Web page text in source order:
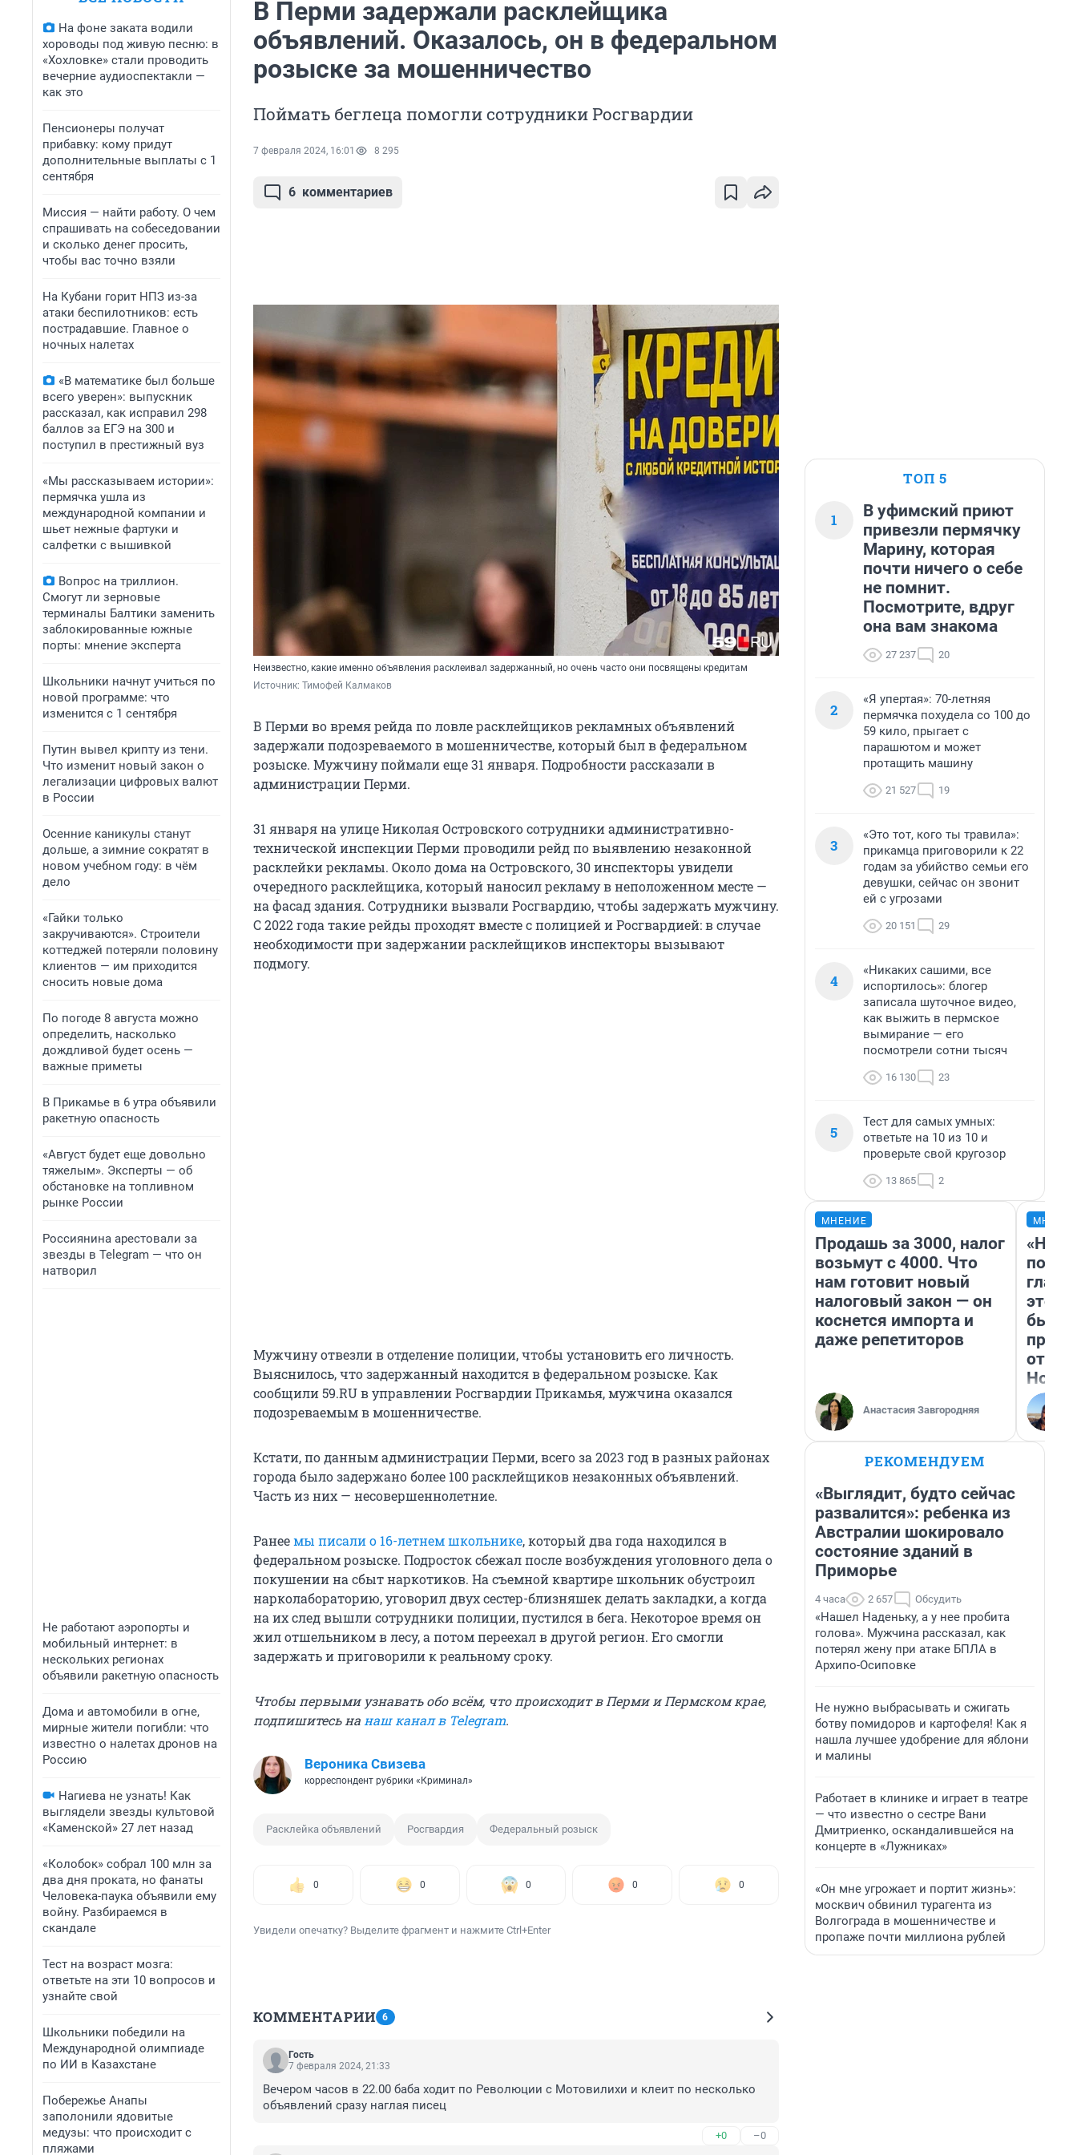
На фоне заката водили
хороводы под живую песню: в
«Хохловке» стали проводить
вечерние аудиоспектакли —
как это
Пенсионеры получат
прибавку: кому придут
дополнительные выплаты с 1
сентября
Миссия — найти работу. О чем
спрашивать на собеседовании
и сколько денег просить,
чтобы вас точно взяли
На Кубани горит НПЗ из-за
атаки беспилотников: есть
пострадавшие. Главное о
ночных налетах
«В математике был больше
всего уверен»: выпускник
рассказал, как исправил 298
баллов за ЕГЭ на 300 и
поступил в престижный вуз
«Мы рассказываем истории»:
пермячка ушла из
международной компании и
шьет нежные фартуки и
салфетки с вышивкой
Вопрос на триллион.
Смогут ли зерновые
терминалы Балтики заменить
заблокированные южные
порты: мнение эксперта
Школьники начнут учиться по
новой программе: что
изменится с 1 сентября
Путин вывел крипту из тени.
Что изменит новый закон о
легализации цифровых валют
в России
Осенние каникулы станут
дольше, а зимние сократят в
новом учебном году: в чём
дело
«Гайки только
закручиваются». Строители
коттеджей потеряли половину
клиентов — им приходится
сносить новые дома
По погоде 8 августа можно
определить, насколько
дождливой будет осень —
важные приметы
В Прикамье в 6 утра объявили
ракетную опасность
«Август будет еще довольно
тяжелым». Эксперты — об
обстановке на топливном
рынке России
Россиянина арестовали за
звезды в Telegram — что он
натворил
Не работают аэропорты и
мобильный интернет: в
нескольких регионах
объявили ракетную опасность
Дома и автомобили в огне,
мирные жители погибли: что
известно о налетах дронов на
Россию
Нагиева не узнать! Как
выглядели звезды культовой
«Каменской» 27 лет назад
«Колобок» собрал 100 млн за
два дня проката, но фанаты
Человека-паука объявили ему
войну. Разбираемся в
скандале
Тест на возраст мозга:
ответьте на эти 10 вопросов и
узнайте свой
Школьники победили на
Международной олимпиаде
по ИИ в Казахстане
Побережье Анапы
заполонили ядовитые
медузы: что происходит с
пляжами
В Перми задержали расклейщика
объявлений. Оказалось, он в федеральном
розыске за мошенничество
Поймать беглеца помогли сотрудники Росгвардии
7 февраля 2024, 16:01 8 295
6 комментариев
Неизвестно, какие именно объявления расклеивал задержанный, но очень часто они посвящены кредитам
Источник: Тимофей Калмаков
В Перми во время рейда по ловле расклейщиков рекламных объявлений
задержали подозреваемого в мошенничестве, который был в федеральном
розыске. Мужчину поймали еще 31 января. Подробности рассказали в
администрации Перми.
31 января на улице Николая Островского сотрудники административно-
технической инспекции Перми проводили рейд по выявлению незаконной
расклейки рекламы. Около дома на Островского, 30 инспекторы увидели
очередного расклейщика, который наносил рекламу в неположенном месте —
на фасад здания. Сотрудники вызвали Росгвардию, чтобы задержать мужчину.
С 2022 года такие рейды проходят вместе с полицией и Росгвардией: в случае
необходимости при задержании расклейщиков инспекторы вызывают
подмогу.
Мужчину отвезли в отделение полиции, чтобы установить его личность.
Выяснилось, что задержанный находится в федеральном розыске. Как
сообщили 59.RU в управлении Росгвардии Прикамья, мужчина оказался
подозреваемым в мошенничестве.
Кстати, по данным администрации Перми, всего за 2023 год в разных районах
города было задержано более 100 расклейщиков незаконных объявлений.
Часть из них — несовершеннолетние.
Ранеемы писали о 16-летнем школьнике, который два года находился в
федеральном розыске. Подросток сбежал после возбуждения уголовного дела о
покушении на сбыт наркотиков. На съемной квартире школьник обустроил
нарколабораторию, уговорил двух сестер-близняшек делать закладки, а когда
на их след вышли сотрудники полиции, пустился в бега. Некоторое время он
жил отшельником в лесу, а потом переехал в другой регион. Его смогли
задержать и приговорили к реальному сроку.
Чтобы первыми узнавать обо всём, что происходит в Перми и Пермском крае,
подпишитесь на наш канал в Telegram.
Вероника Свизева
корреспондент рубрики «Криминал»
Расклейка объявлений Росгвардия Федеральный розыск
0 0 0 0 0
Увидели опечатку? Выделите фрагмент и нажмите Ctrl+Enter
КОММЕНТАРИИ 6
Гость
7 февраля 2024, 21:33
Вечером часов в 22.00 баба ходит по Революции с Мотовилихи и клеит по несколько
объявлений сразу наглая писец
+0 –0
ТОП 5
1
В уфимский приют
привезли пермячку
Марину, которая
почти ничего о себе
не помнит.
Посмотрите, вдруг
она вам знакома
27 237 20
2
«Я упертая»: 70-летняя
пермячка похудела со 100 до
59 кило, прыгает с
парашютом и может
протащить машину
21 527 19
3
«Это тот, кого ты травила»:
прикамца приговорили к 22
годам за убийство семьи его
девушки, сейчас он звонит
ей с угрозами
20 151 29
4
«Никаких сашими, все
испортилось»: блогер
записала шуточное видео,
как выжить в пермское
вымирание — его
посмотрели сотни тысяч
16 130 23
5
Тест для самых умных:
ответьте на 10 из 10 и
проверьте свой кругозор
13 865 2
МНЕНИЕ
Продашь за 3000, налог
возьмут с 4000. Что
нам готовит новый
налоговый закон — он
коснется импорта и
даже репетиторов
Анастасия Завгородняя
этого
бьет
РЕКОМЕНДУЕМ
«Выглядит, будто сейчас
развалится»: ребенка из
Австралии шокировало
состояние зданий в
Приморье
4 часа 2 657 Обсудить
«Нашел Наденьку, а у нее пробита
голова». Мужчина рассказал, как
потерял жену при атаке БПЛА в
Архипо-Осиповке
Не нужно выбрасывать и сжигать
ботву помидоров и картофеля! Как я
нашла лучшее удобрение для яблони
и малины
Работает в клинике и играет в театре
— что известно о сестре Вани
Дмитриенко, оскандалившейся на
концерте в «Лужниках»
«Он мне угрожает и портит жизнь»:
москвич обвинил турагента из
Волгограда в мошенничестве и
пропаже почти миллиона рублей